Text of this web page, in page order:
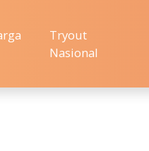
Tryout
Nasional